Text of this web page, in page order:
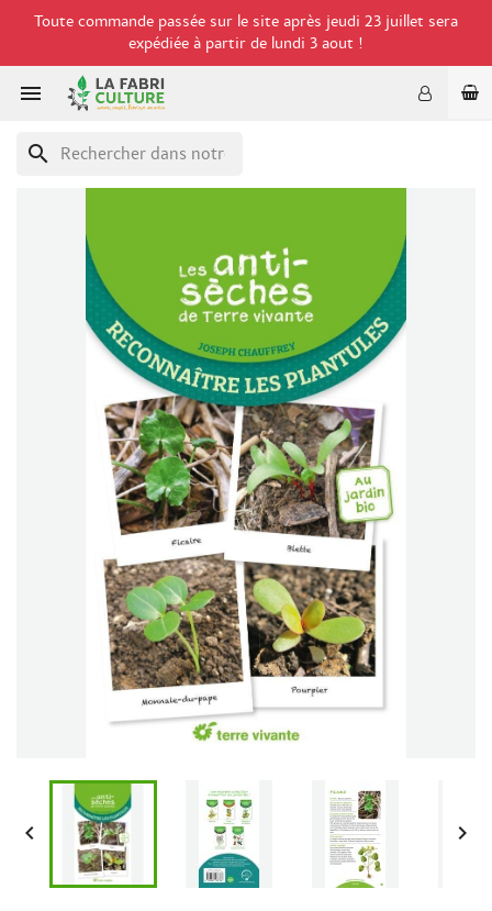
Toute commande passée sur le site après jeudi 23 juillet sera
expédiée à partir de lundi 3 aout !

search
 